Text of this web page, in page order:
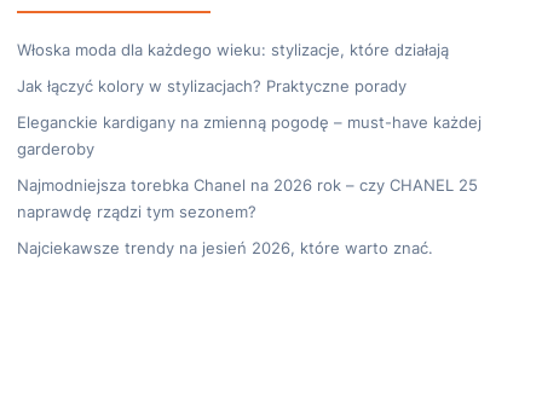
Włoska moda dla każdego wieku: stylizacje, które działają
Jak łączyć kolory w stylizacjach? Praktyczne porady
Eleganckie kardigany na zmienną pogodę – must-have każdej
garderoby
Najmodniejsza torebka Chanel na 2026 rok – czy CHANEL 25
naprawdę rządzi tym sezonem?
Najciekawsze trendy na jesień 2026, które warto znać.